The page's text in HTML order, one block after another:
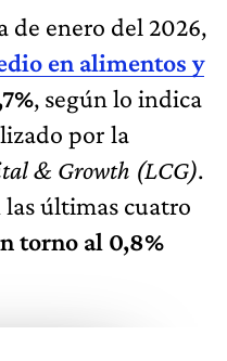
de enero del 2026,
en alimentos y
, según lo indica
por la
& Growth (LCG).
las últimas cuatro
torno al 0,8%